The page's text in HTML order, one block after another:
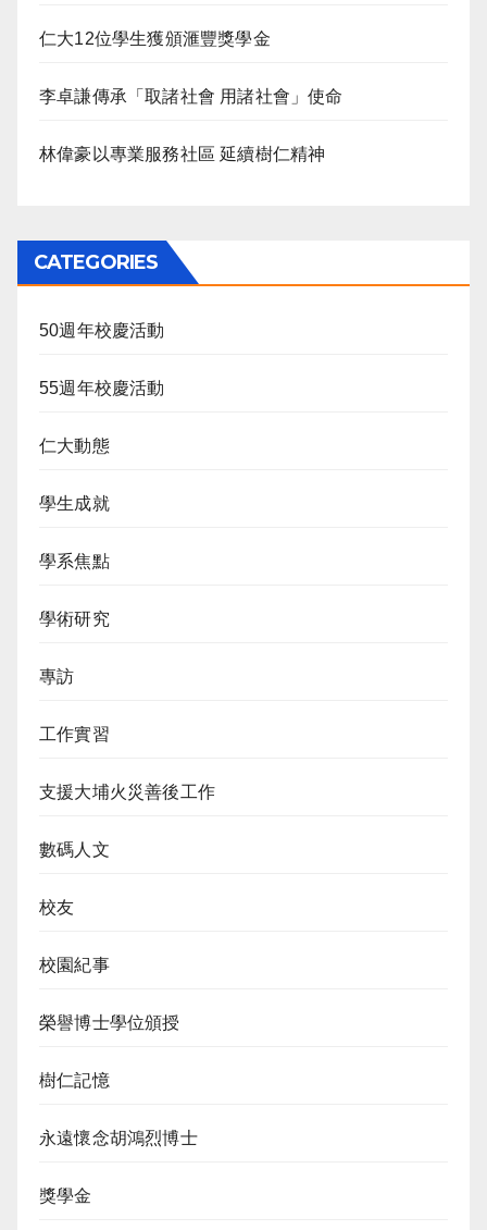
仁大12位學生獲頒滙豐獎學金
李卓謙傳承「取諸社會 用諸社會」使命
林偉豪以專業服務社區 延續樹仁精神
CATEGORIES
50週年校慶活動
55週年校慶活動
仁大動態
學生成就
學系焦點
學術研究
專訪
工作實習
支援大埔火災善後工作
數碼人文
校友
校園紀事
榮譽博士學位頒授
樹仁記憶
永遠懷念胡鴻烈博士
獎學金